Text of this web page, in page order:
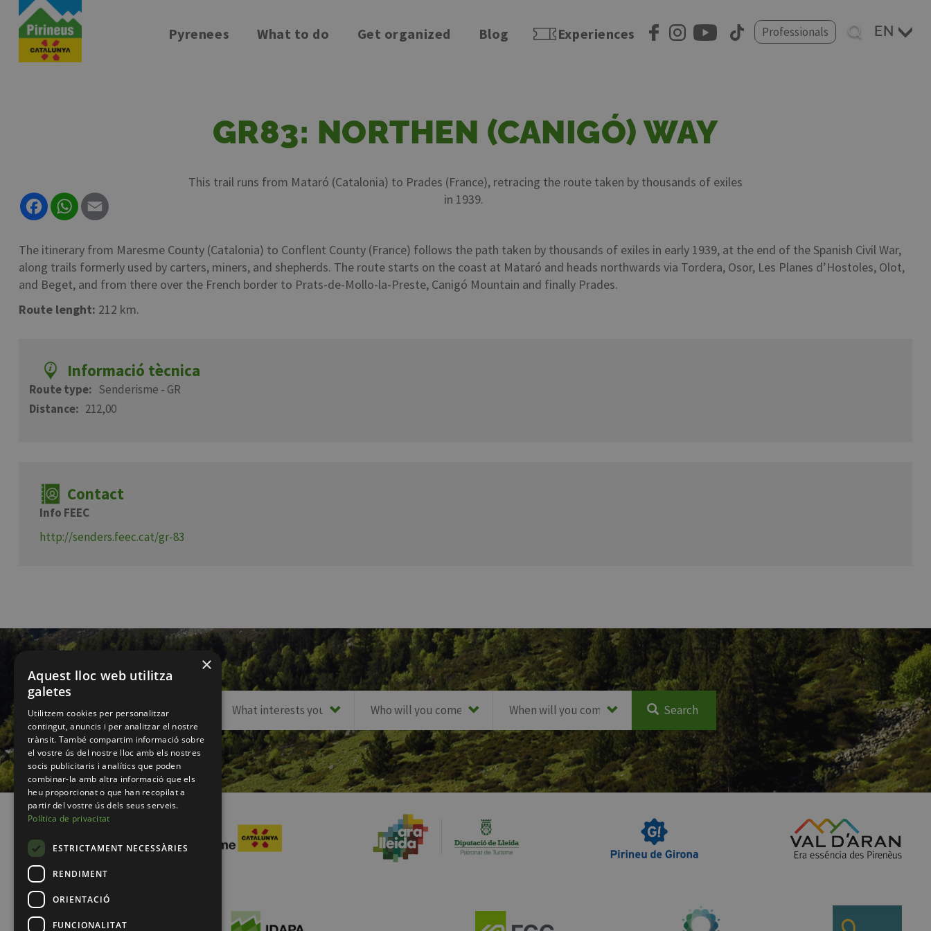
Skip
Pyrenees What to do Get organized Blog Experiences Professionals
Select
your
GR83: NORTHEN (CANIGÓ) WAY
This trail runs from Mataró (Catalonia) to Prades (France), retracing the route taken by thousands of exiles
in 1939.
FacebookWhatsApp
The itinerary from Maresme County (Catalonia) to Conflent County (France) follows the path taken by thousands of exiles in early 1939, at the end of the Spanish Civil War,
along trails formerly used by carters, miners, and shepherds. The route starts on the coast at Mataró and heads northwards via Tordera, Osor, Les Planes d’Hostoles, Olot,
and Beget, and from there over the French border to Prats-de-Mollo-la-Preste, Canigó Mountain and finally Prades.
Route lenght: 212 km.
Informació tècnica
Route type
Senderisme - GR
Distance
212,00
Contact
Info FEEC
http://senders.feec.cat/gr-83
Search
×
Aquest lloc web utilitza
galetes
Utilitzem cookies per personalitzar
contingut, anuncis i per analitzar el nostre
trànsit. També compartim informació sobre
el vostre ús del nostre lloc amb els nostres
socis publicitaris i analítics que poden
combinar-la amb altra informació que els
heu proporcionat o que han recopilat a
partir del vostre ús dels seus serveis.
Política de privacitat
ESTRICTAMENT NECESSÀRIES
RENDIMENT
ORIENTACIÓ
FUNCIONALITAT